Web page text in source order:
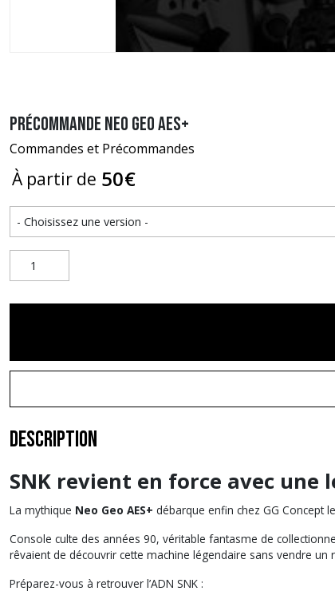
Précommande Neo Geo AES+
Commandes et Précommandes
À partir de 50€
Description
SNK revient en force avec une
La mythique Neo Geo AES+ débarque enfin chez GG Concept le
Console culte des années 90, véritable fantasme de
rêvaient de découvrir cette machine légendaire sans vendre un
Préparez-vous à retrouver l’ADN SNK :